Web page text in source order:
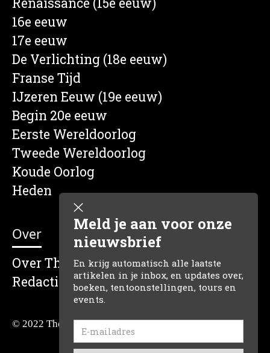
Meld je aan voor onze
nieuwsbrief
En krijg automatisch alle laatste
artikelen in je inbox, en updates over,
boeken, tentoonstellingen, tours en
events.
16e eeuw
17e eeuw
De Verlichting (18e eeuw)
Franse Tijd
IJzeren Eeuw (19e eeuw)
Begin 20e eeuw
Eerste Wereldoorlog
Tweede Wereldoorlog
Koude Oorlog
Heden
Over
Over The Dutch Historian
Redactie
© 2022 The Dutch Historian